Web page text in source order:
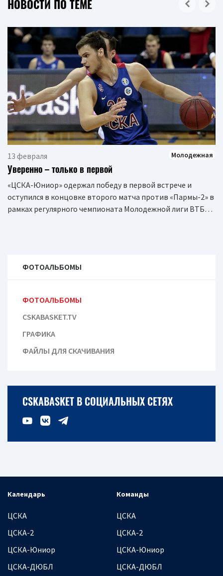
НОВОСТИ ПО ТЕМЕ
13 февраля Молодежная
Уверенно – только в первой
«ЦСКА-Юниор» одержал победу в первой встрече и
оступился в концовке второго матча против «Пармы-2» в
рамках регулярного чемпионата Молодежной лиги ВТБ…
ФОТОАЛЬБОМЫ
ФОТОАЛЬБОМЫ
CSKABASKET.TV
ГРАФИКА
ФАЙЛЫ ДЛЯ СКАЧИВАНИЯ
CSKABASKET В СОЦИАЛЬНЫХ СЕТЯХ
Календарь
ЦСКА
ЦСКА-2
ЦСКА-Юниор
ЦСКА-ДЮБЛ
Команды
ЦСКА
ЦСКА-2
ЦСКА-Юниор
ЦСКА-ДЮБЛ